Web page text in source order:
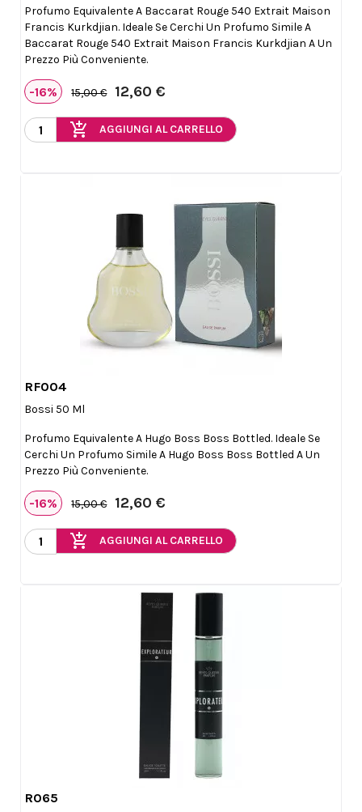
Profumo Equivalente A Baccarat Rouge 540 Extrait Maison
Francis Kurkdjian. Ideale Se Cerchi Un Profumo Simile A
Baccarat Rouge 540 Extrait Maison Francis Kurkdjian A Un
Prezzo Più Conveniente.
-16% 15,00 € 12,60 €
add_shopping_cart AGGIUNGI AL CARRELLO
RF004
Bossi 50 Ml
Profumo Equivalente A Hugo Boss Boss Bottled. Ideale Se
Cerchi Un Profumo Simile A Hugo Boss Boss Bottled A Un
Prezzo Più Conveniente.
-16% 15,00 € 12,60 €
add_shopping_cart AGGIUNGI AL CARRELLO
R065